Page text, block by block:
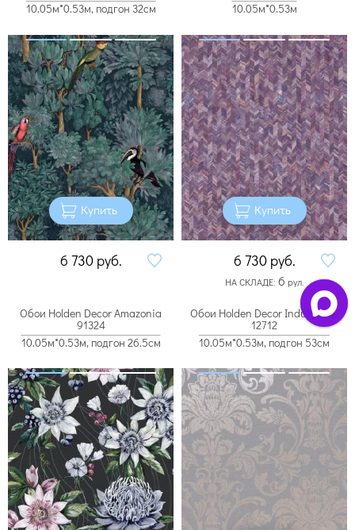
10.05м*0.53м, подгон 32см
Купить
6 730 руб.
10.05м*0.53м
Купить
6 730 руб.
НА СКЛАДЕ: 6 рул.
Обои Holden Decor Amazonia
91324
10.05м*0.53м, подгон 26.5см
Обои Holden Decor Indulgence
12712
10.05м*0.53м, подгон 53см